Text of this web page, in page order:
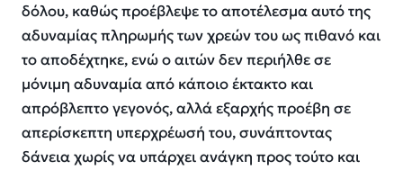
δόλου, καθώς προέβλεψε το αποτέλεσμα αυτό της
αδυναμίας πληρωμής των χρεών του ως πιθανό και
το αποδέχτηκε, ενώ ο αιτών δεν περιήλθε σε
μόνιμη αδυναμία από κάποιο έκτακτο και
απρόβλεπτο γεγονός, αλλά εξαρχής προέβη σε
απερίσκεπτη υπερχρέωσή του, συνάπτοντας
δάνεια χωρίς να υπάρχει ανάγκη προς τούτο και